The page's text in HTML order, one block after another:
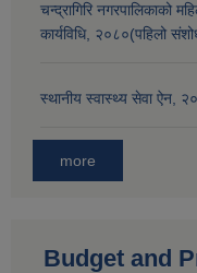
चन्द्रागिरि नगरपालिकाको
कार्यविधि, २०८०(पहिलो
स्थानीय स्वास्थ्य सेवा ऐन,
more
Budget and